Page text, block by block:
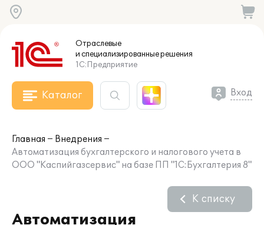
Отраслевые
и специализированныерешения
1С:Предприятие
Каталог Вход
Главная
Внедрения
Автоматизация бухгалтерского и налогового учета в
ООО "Каспийгазсервис" на базе ПП "1С:Бухгалтерия 8"
Автоматизация
К списку